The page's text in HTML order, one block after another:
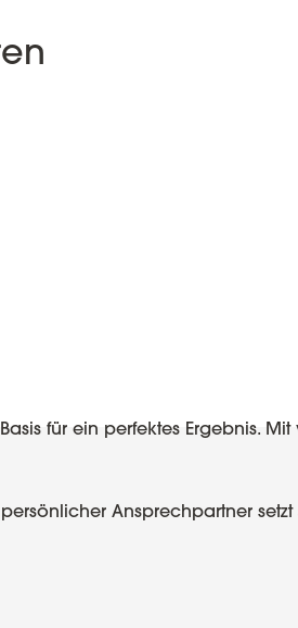
für ein perfektes Ergebnis.
Ansprechpartner